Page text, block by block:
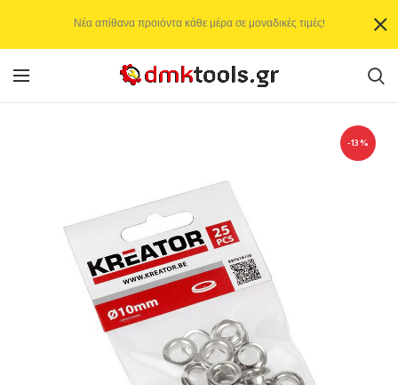
-13%
Νέα απίθανα προιόντα κάθε μέρα σε μοναδικές τιμές!